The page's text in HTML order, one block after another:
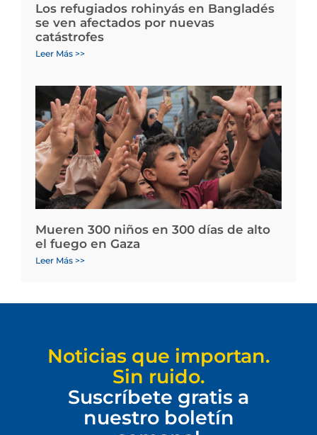
Los refugiados rohinyás en Bangladés
se ven afectados por nuevas
catástrofes
Leer Más >>
Mueren 300 niños en 300 días de alto
el fuego en Gaza
Leer Más >>
Noticias que importan.
Sin ruido.
Suscríbete gratis a
nuestro boletín